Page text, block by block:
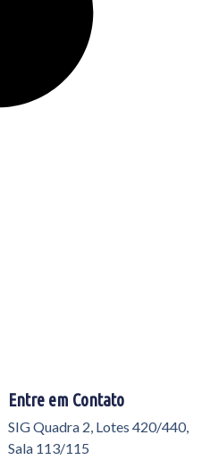
Entre em Contato
SIG Quadra 2, Lotes 420/440,
Sala 113/115